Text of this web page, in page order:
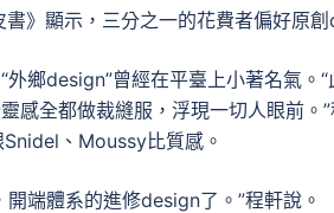
書》顯示，三分之一的花費者偏好原
鄉design”曾經在平臺上小著名氣。
感全都做裁縫服，浮現一切人眼前
、Moussy比質感。
端體系的進修design了。”程軒說。